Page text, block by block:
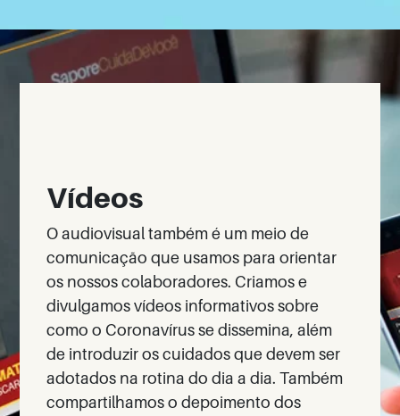
Vídeos
O audiovisual também é um meio de
comunicação que usamos para orientar
os nossos colaboradores. Criamos e
divulgamos vídeos informativos sobre
como o Coronavírus se dissemina, além
de introduzir os cuidados que devem ser
adotados na rotina do dia a dia.Também
compartilhamos o depoimento dos